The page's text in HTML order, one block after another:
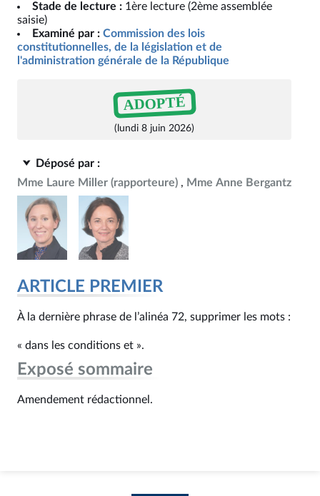
Stade de lecture : 1ère lecture (2ème assemblée
saisie)
Examiné par : Commission des lois
constitutionnelles, de la législation et de
l'administration générale de la République
ADOPTÉ
(lundi 8 juin 2026)
Déposé par :
Mme Laure Miller (rapporteure) Mme Anne Bergantz
ARTICLE PREMIER
À la dernière phrase de l’alinéa 72, supprimer les mots :
« dans les conditions et ».
Exposé sommaire
Amendement rédactionnel.